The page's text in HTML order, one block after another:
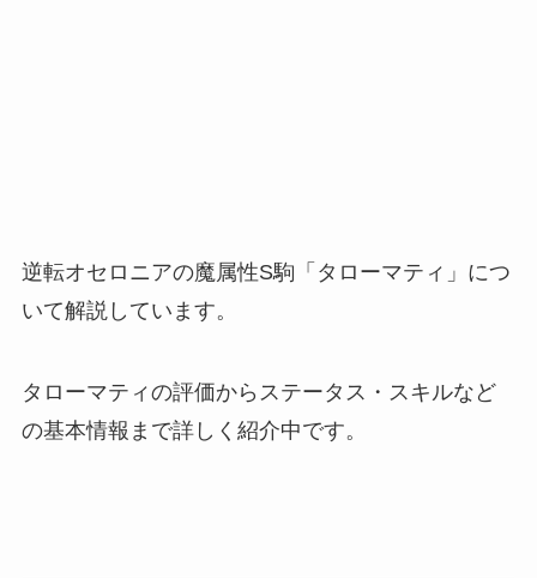
逆転オセロニアの魔属性S駒「タローマティ」につ
いて解説しています。
タローマティの評価からステータス・スキルなど
の基本情報まで詳しく紹介中です。